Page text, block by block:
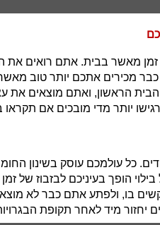
מאשר בבית. אתם רואים את
כבר מכירים אתכם יותר טוב
הראשון, ואתם מוצאים את
יותר מדי מובכים אם
כל עולמכם עוסק בשינון
הופך בעיניכם לבזבוז של זמן
בו, ולפתע אתם כבר לא
מיד לאחר תקופת